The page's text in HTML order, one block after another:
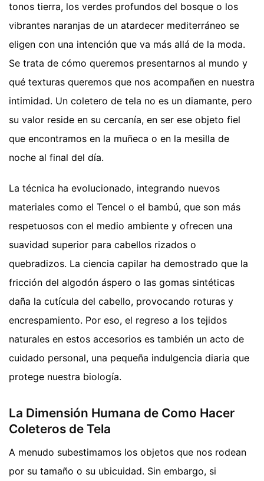
tonos tierra, los verdes profundos del bosque o los
vibrantes naranjas de un atardecer mediterráneo se
eligen con una intención que va más allá de la moda.
Se trata de cómo queremos presentarnos al mundo y
qué texturas queremos que nos acompañen en nuestra
intimidad. Un coletero de tela no es un diamante, pero
su valor reside en su cercanía, en ser ese objeto fiel
que encontramos en la muñeca o en la mesilla de
noche al final del día.
La técnica ha evolucionado, integrando nuevos
materiales como el Tencel o el bambú, que son más
respetuosos con el medio ambiente y ofrecen una
suavidad superior para cabellos rizados o
quebradizos. La ciencia capilar ha demostrado que la
fricción del algodón áspero o las gomas sintéticas
daña la cutícula del cabello, provocando roturas y
encrespamiento. Por eso, el regreso a los tejidos
naturales en estos accesorios es también un acto de
cuidado personal, una pequeña indulgencia diaria que
protege nuestra biología.
La Dimensión Humana de Como Hacer
Coleteros de Tela
A menudo subestimamos los objetos que nos rodean
por su tamaño o su ubicuidad. Sin embargo, si